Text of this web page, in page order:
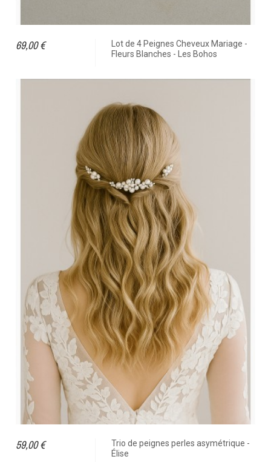
Lot de 4 Peignes Cheveux Mariage -
Fleurs Blanches - Les Bohos
69,00 €
Trio de peignes perles asymétrique -
Élise
59,00 €